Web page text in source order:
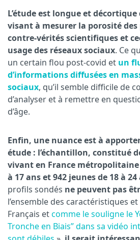
L’étude est longue et
visant à mesurer la porosité
contre-vérités scientifiques et
usage des réseaux sociaux. Ce
un certain flou post-covid et un
d’informations diffusées en
sociaux, qu’il semble difficile de
d’analyser et à remettre en
d’âge.
Enfin, une nuance est à
étude : l’échantillon, constitué
vivant en France métropolitaine
à 17 ans et 942 jeunes de 18 à 24
profils sondés ne peuvent pas
l’ensemble des caractéristiques
Français etcomme le souligne le
Tronche en Biais” dans sa vidéo